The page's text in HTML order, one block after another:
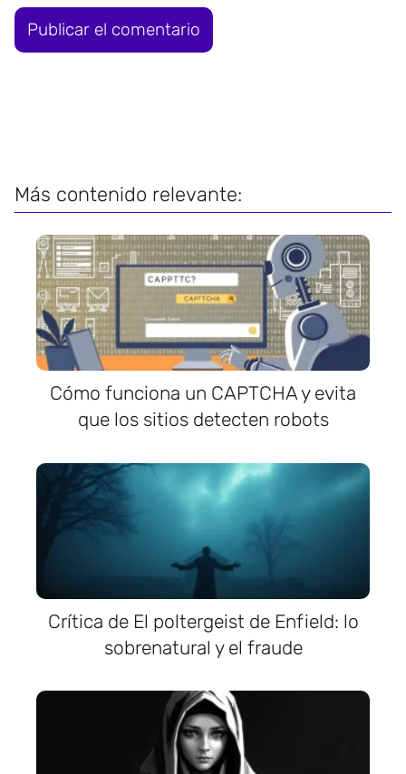
Más contenido relevante:
Cómo funciona un CAPTCHA y evita
que los sitios detecten robots
Crítica de El poltergeist de Enfield: lo
sobrenatural y el fraude